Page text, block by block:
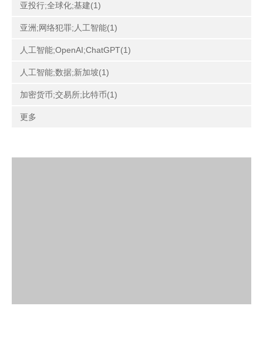
亚投行;全球化;基建(1)
亚洲;网络犯罪;人工智能(1)
人工智能;OpenAI;ChatGPT(1)
人工智能;数据;新加坡(1)
加密货币;交易所;比特币(1)
更多